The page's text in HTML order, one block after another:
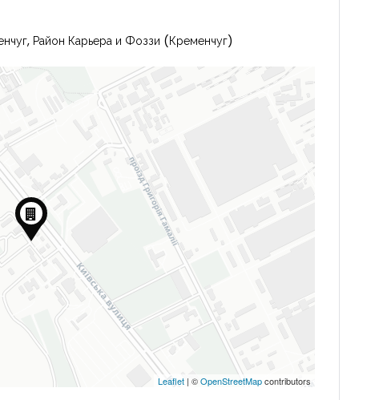
Район Карьера и Фоззи (Кременчуг)
Leaflet | ©OpenStreetMapcontributors